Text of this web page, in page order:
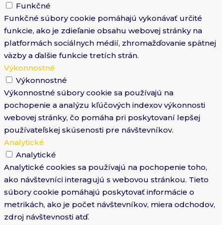
Funkčné
Funkčné súbory cookie pomáhajú vykonávať určité
funkcie, ako je zdieľanie obsahu webovej stránky na
platformách sociálnych médií, zhromažďovanie spätnej
väzby a ďalšie funkcie tretích strán.
Výkonnostné
Výkonnostné
Výkonnostné súbory cookie sa používajú na
pochopenie a analýzu kľúčových indexov výkonnosti
webovej stránky, čo pomáha pri poskytovaní lepšej
používateľskej skúsenosti pre návštevníkov.
Analytické
Analytické
Analytické cookies sa používajú na pochopenie toho,
ako návštevníci interagujú s webovou stránkou. Tieto
súbory cookie pomáhajú poskytovať informácie o
metrikách, ako je počet návštevníkov, miera odchodov,
zdroj návštevnosti atď.